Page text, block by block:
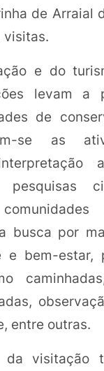
de Arraial
visitas.
e do
levam a
de
se as
pesquisas
busca por
e bem-estar,
entre outras.
da visitação